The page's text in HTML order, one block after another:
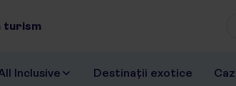
turism
Inclusive Destinații exotice